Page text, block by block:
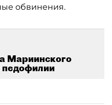
обвинения.
Мариинского
педофилии